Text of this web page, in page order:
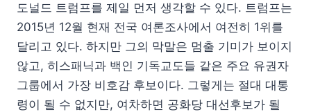
도널드 트럼프를 제일 먼저 생각할 수 있다. 트럼프는
2015년 12월 현재 전국 여론조사에서 여전히 1위를
달리고 있다. 하지만 그의 막말은 멈출 기미가 보이지
않고, 히스패닉과 백인 기독교도들 같은 주요 유권자
그룹에서 가장 비호감 후보이다. 그렇게는 절대 대통
령이 될 수 없지만, 여차하면 공화당 대선후보가 될